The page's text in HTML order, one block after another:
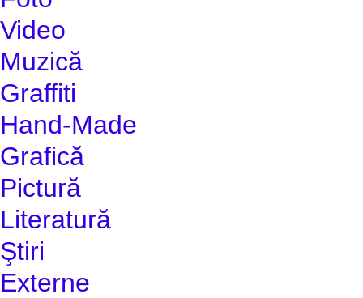
Video
Muzică
Graffiti
Hand-Made
Grafică
Pictură
Literatură
Ştiri
Externe